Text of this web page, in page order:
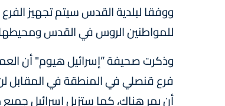
ووفقا لبلدية القدس سيتم تجهيز
للمواطنين الروس في القدس
وذكرت صحيفة ”إسرائيل هيوم" أن
فرع قنصلي في المنطقة في المقابل
أن يمر هناك، كما ستزيل اسرائيل